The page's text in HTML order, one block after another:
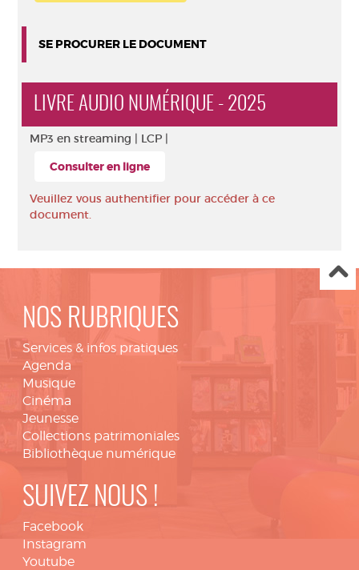
SE PROCURER LE DOCUMENT
LIVRE AUDIO NUMÉRIQUE - 2025
MP3 en streaming | LCP |
Consulter en ligne
Veuillez vous authentifier pour accéder à ce
document.
NOS RUBRIQUES
Services & infos pratiques
Agenda
Musique
Cinéma
Jeunesse
Collections patrimoniales
Bibliothèque numérique
SUIVEZ NOUS !
Facebook
Instagram
Youtube